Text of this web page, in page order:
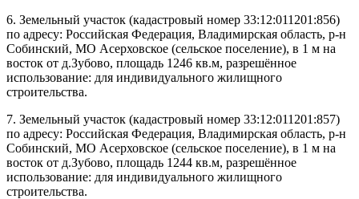
6. Земельный участок (кадастровый номер 33:12:011201:856)
по адресу: Российская Федерация, Владимирская область, р-н
Собинский, МО Асерховское (сельское поселение), в 1 м на
восток от д.Зубово, площадь 1246 кв.м, разрешённое
использование: для индивидуального жилищного
строительства.
7. Земельный участок (кадастровый номер 33:12:011201:857)
по адресу: Российская Федерация, Владимирская область, р-н
Собинский, МО Асерховское (сельское поселение), в 1 м на
восток от д.Зубово, площадь 1244 кв.м, разрешённое
использование: для индивидуального жилищного
строительства.